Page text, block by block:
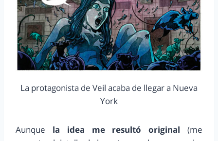
La protagonista de Veil acaba de llegar a Nueva
York
Aunque la idea me resultó original(me